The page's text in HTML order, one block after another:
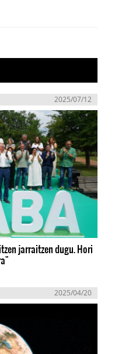
2025/07/12
jarraitzen dugu. Hori
2025/04/20